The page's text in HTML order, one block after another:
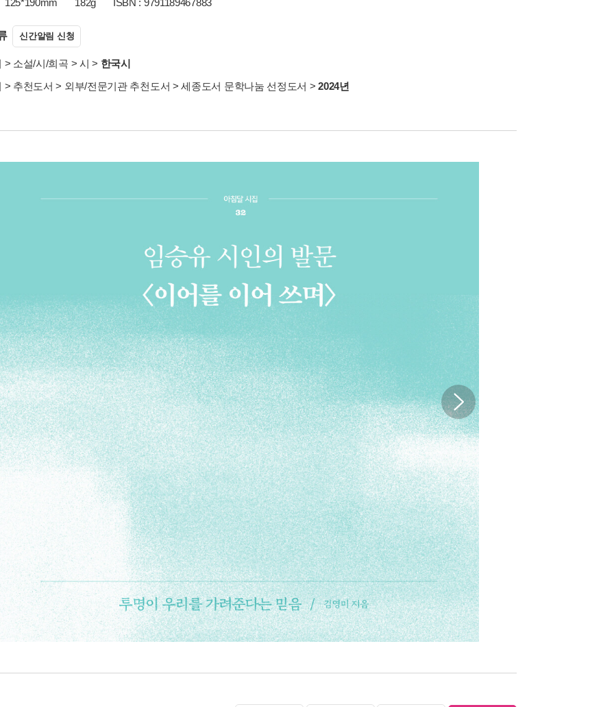
125*190mm 182g ISBN : 9791189467883
신간알림 신청
> 소설/시/희곡 > 시 > 한국시
> 추천도서 > 외부/전문기관 추천도서 >세종도서 문학나눔 선정도서 >2024년